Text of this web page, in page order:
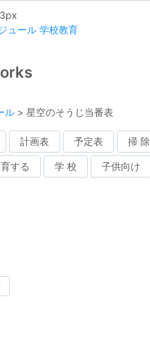
px
ュール 学校教育
ル > 星空のそうじ当番表
計画表 予定表 掃 除
する 学 校 子供向け